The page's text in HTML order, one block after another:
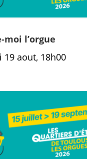
moi l’orgue
19 aout, 18h00